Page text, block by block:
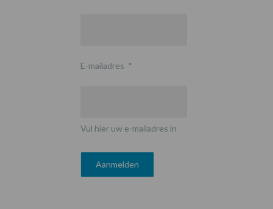
E-mailadres *
Vul hier uw e-mailadres in